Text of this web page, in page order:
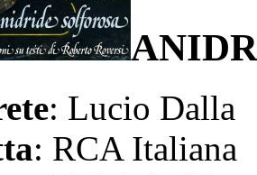
: Lucio Dalla
: RCA Italiana